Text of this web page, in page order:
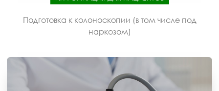
Подготовка к колоноскопии (в том числе под
наркозом)